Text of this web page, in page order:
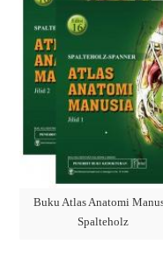
Buku Atlas Anatomi
Spalteholz